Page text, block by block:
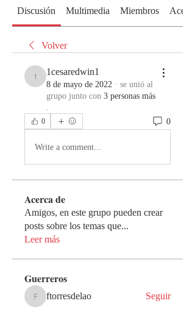
Discusión Multimedia Miembros Acerca
Volver
1cesaredwin1
1cesaredwin1
8 de mayo de 2022 · se unió al
grupo junto con 3 personas más
.
0 0
Write a comment...
Acerca de
Amigos, en este grupo pueden crear
posts sobre los temas que...
Leer más
Guerreros
ftorresdelao
ftorresdelao Seguir